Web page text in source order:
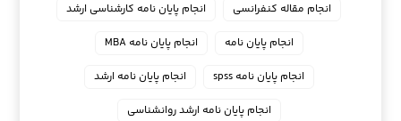
انجام مقاله کنفرانسی
انجام پايان نامه كارشناسي ارشد
انجام پایان نامه
انجام پایان نامه MBA
انجام پایان نامه spss
انجام پایان نامه ارشد
انجام پایان نامه ارشد روانشناسی